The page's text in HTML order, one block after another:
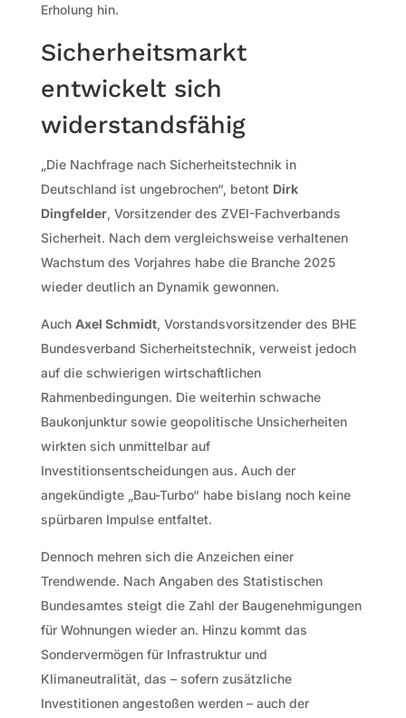
Erholung hin.
Sicherheitsmarkt
entwickelt sich
widerstandsfähig
„Die Nachfrage nach Sicherheitstechnik in
Deutschland ist ungebrochen“, betont Dirk
Dingfelder, Vorsitzender des ZVEI-Fachverbands
Sicherheit. Nach dem vergleichsweise verhaltenen
Wachstum des Vorjahres habe die Branche 2025
wieder deutlich an Dynamik gewonnen.
Auch Axel Schmidt, Vorstandsvorsitzender des BHE
Bundesverband Sicherheitstechnik, verweist jedoch
auf die schwierigen wirtschaftlichen
Rahmenbedingungen. Die weiterhin schwache
Baukonjunktur sowie geopolitische Unsicherheiten
wirkten sich unmittelbar auf
Investitionsentscheidungen aus. Auch der
angekündigte „Bau-Turbo“ habe bislang noch keine
spürbaren Impulse entfaltet.
Dennoch mehren sich die Anzeichen einer
Trendwende. Nach Angaben des Statistischen
Bundesamtes steigt die Zahl der Baugenehmigungen
für Wohnungen wieder an. Hinzu kommt das
Sondervermögen für Infrastruktur und
Klimaneutralität, das – sofern zusätzliche
Investitionen angestoßen werden – auch der